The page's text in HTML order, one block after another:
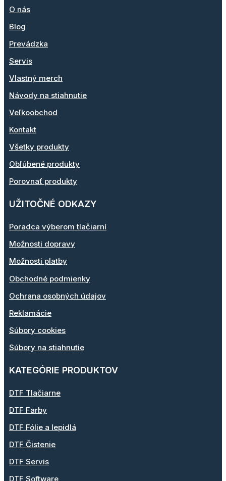
O nás
Blog
Prevádzka
Servis
Vlastný merch
Návody na stiahnutie
Veľkoobchod
Kontakt
Všetky produkty
Obľúbené produkty
Porovnať produkty
UŽITOČNÉ ODKAZY
Poradca výberom tlačiarní
Možnosti dopravy
Možnosti platby
Obchodné podmienky
Ochrana osobných údajov
Reklamácie
Súbory cookies
Súbory na stiahnutie
KATEGÓRIE PRODUKTOV
DTF Tlačiarne
DTF Farby
DTF Fólie a lepidlá
DTF Čistenie
DTF Servis
DTF Software